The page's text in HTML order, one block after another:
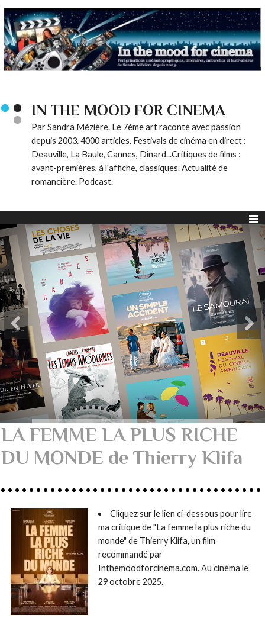
IN THE MOOD FOR CINEMA
Par Sandra Mézière. Le 7ème art raconté avec passion
depuis 2003. 4000 articles. Festivals de cinéma en direct :
Deauville, La Baule, Cannes, Dinard...Critiques de films :
avant-premières, à l'affiche, classiques. Actualité de
romancière. Podcast.
LA FEMME LA PLUS RICHE
DU MONDE de Thierry Klifa
Cliquez sur le lien ci-dessous pour lire
ma critique de "La femme la plus riche du
monde" de Thierry Klifa, un film
recommandé par
Inthemoodforcinema.com. Au cinéma le
29 octobre 2025.